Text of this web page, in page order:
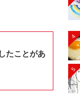
たことがあ
4
5